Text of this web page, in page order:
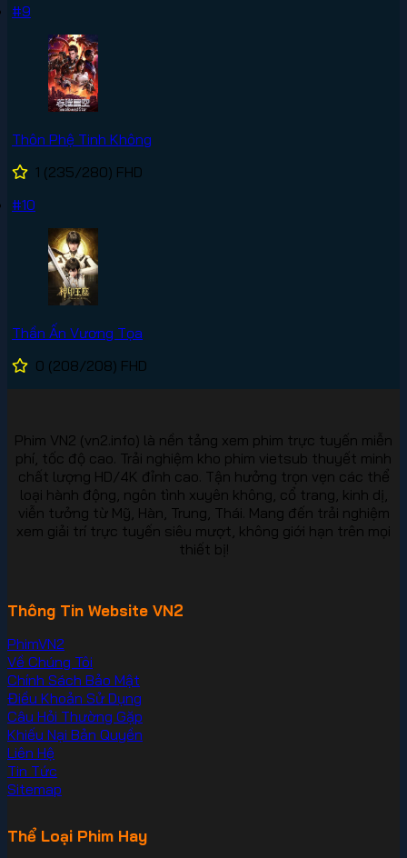
#9
Thôn Phệ Tinh Không
1 (235/280) FHD
#10
Thần Ấn Vương Tọa
0 (208/208) FHD
Phim VN2 (vn2.info) là nền tảng xem phim trực tuyến miễn
phí, tốc độ cao. Trải nghiệm kho phim vietsub thuyết minh
chất lượng HD/4K đỉnh cao. Tận hưởng trọn vẹn các thể
loại hành động, ngôn tình xuyên không, cổ trang, kinh dị,
viễn tưởng từ Mỹ, Hàn, Trung, Thái. Mang đến trải nghiệm
xem giải trí trực tuyến siêu mượt, không giới hạn trên mọi
thiết bị!
Thông Tin Website VN2
PhimVN2
Về Chúng Tôi
Chính Sách Bảo Mật
Điều Khoản Sử Dụng
Câu Hỏi Thường Gặp
Khiếu Nại Bản Quyền
Liên Hệ
Tin Tức
Sitemap
Thể Loại Phim Hay